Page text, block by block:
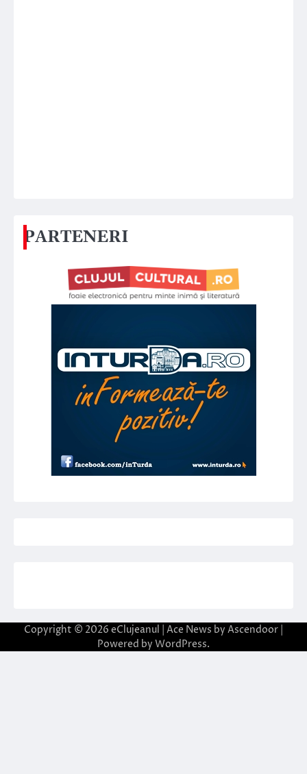
PARTENERI
Copyright © 2026 eClujeanul | Ace News by Ascendoor
Powered by WordPress.